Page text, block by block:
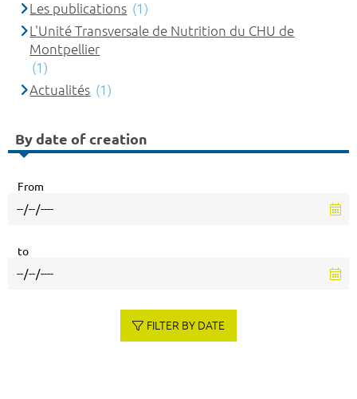
Les publications (1)
L'Unité Transversale de Nutrition du CHU de
Montpellier
(1)
Actualités (1)
By date of creation
From
to
FILTER BY DATE